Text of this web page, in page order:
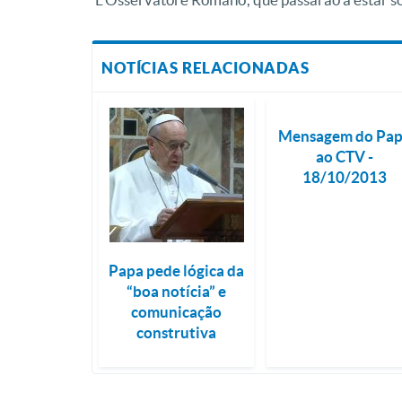
NOTÍCIAS RELACIONADAS
Papa pede lógica da
“boa notícia” e
comunicação
construtiva
Mensagem do
ao CTV -
18/10/2013